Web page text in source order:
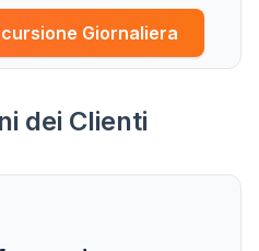
Giornaliera
dei Clienti